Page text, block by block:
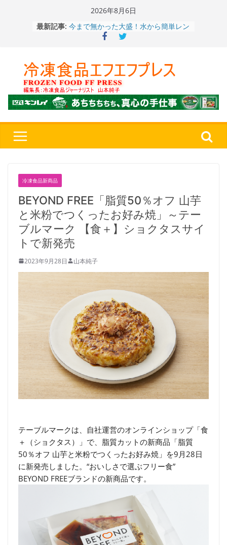
2026年8月6日
最新記事: ジ♪ふわもちめん！！「冷凍 日清の
どん兵衛 大盛 きつねうどん」
日清食品冷凍、背油の旨み・コク深い
醤油味・かつてない細麺！ 「冷凍
日清 魁力屋監修 京都背油醤油ラー
メン」
冷凍ワンプレート№1のニップン、9月
から新ブランド『ニップン、彩りごは
ん。』～”おいしさ”をアピール
うこ～こ～”を知る
冷凍食品新商品
BEYOND FREE「脂質50％オフ 山芋
と米粉でつくったお好み焼」～テー
ブルマーク 【食＋】ショクタスサイ
トで新発売
2023年9月28日 山本純子
テーブルマークは、自社運営のオンラインショップ「食
＋（ショクタス）」で、脂質カットの新商品「脂質
50％オフ 山芋と米粉でつくったお好み焼」を9月28日
に新発売しました。“おいしさで選ぶフリー食”
BEYOND FREEブランドの新商品です。